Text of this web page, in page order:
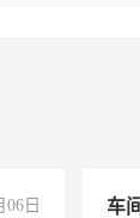
06日 车